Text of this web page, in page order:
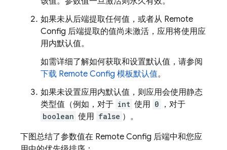
如果未从后端提取任何值，或者从 Remote
Config 后端提取的值尚未激活，应用将使用应
用内默认值。
如需详细了解如何获取和设置默认值，请参阅
下载 Remote Config 模板默认值。
如果未设置应用内默认值，则应用会使用静态
类型值（例如，对于 int 使用 0 ，对于
boolean 使用 false ）。
下图总结了参数值在 Remote Config 后端中和您应